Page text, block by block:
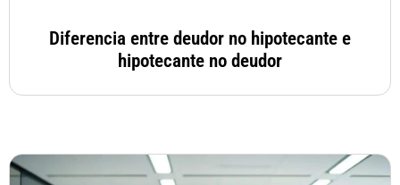
Diferencia entre deudor no hipotecante e
hipotecante no deudor